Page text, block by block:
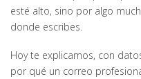
esté alto, sino por algo
donde escribes.
Hoy te explicamos, con
por qué un correo